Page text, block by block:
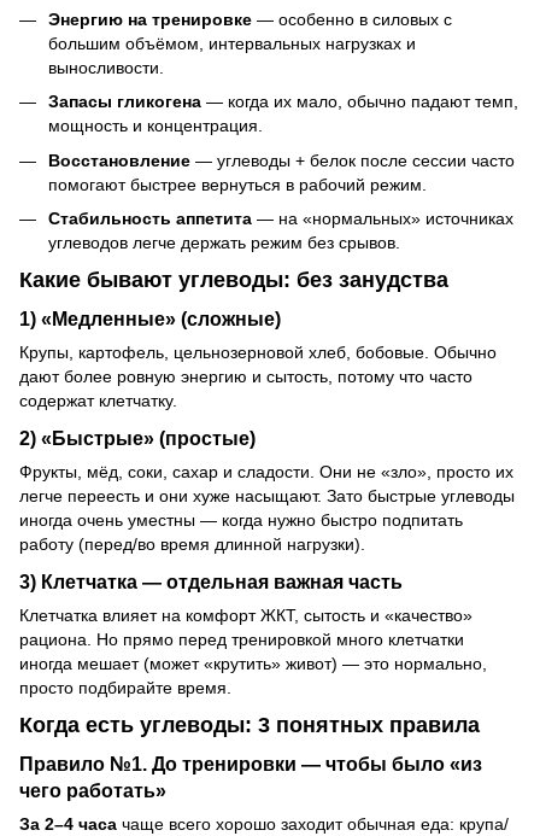
Энергию на тренировке — особенно в силовых с
большим объёмом, интервальных нагрузках и
выносливости.
Запасы гликогена — когда их мало, обычно падают темп,
мощность и концентрация.
Восстановление — углеводы + белок после сессии часто
помогают быстрее вернуться в рабочий режим.
Стабильность аппетита — на «нормальных» источниках
углеводов легче держать режим без срывов.
Какие бывают углеводы: без занудства
1) «Медленные» (сложные)
Крупы, картофель, цельнозерновой хлеб, бобовые. Обычно
дают более ровную энергию и сытость, потому что часто
содержат клетчатку.
2) «Быстрые» (простые)
Фрукты, мёд, соки, сахар и сладости. Они не «зло», просто их
легче переесть и они хуже насыщают. Зато быстрые углеводы
иногда очень уместны — когда нужно быстро подпитать
работу (перед/во время длинной нагрузки).
3) Клетчатка — отдельная важная часть
Клетчатка влияет на комфорт ЖКТ, сытость и «качество»
рациона. Но прямо перед тренировкой много клетчатки
иногда мешает (может «крутить» живот) — это нормально,
просто подбирайте время.
Когда есть углеводы: 3 понятных правила
Правило №1. До тренировки — чтобы было «из
чего работать»
За 2–4 часа чаще всего хорошо заходит обычная еда: крупа/